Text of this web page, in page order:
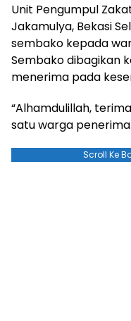
Unit Pengumpul
Jakamulya, Bekasi
sembako kepada
Sembako dibagikan
menerima pada
“Alhamdulillah,
satu warga penerima.
Scroll Ke